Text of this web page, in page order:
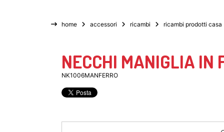
home accessori ricambi ricambi prodotti casa
NECCHI MANIGLIA IN
NK1006MANFERRO